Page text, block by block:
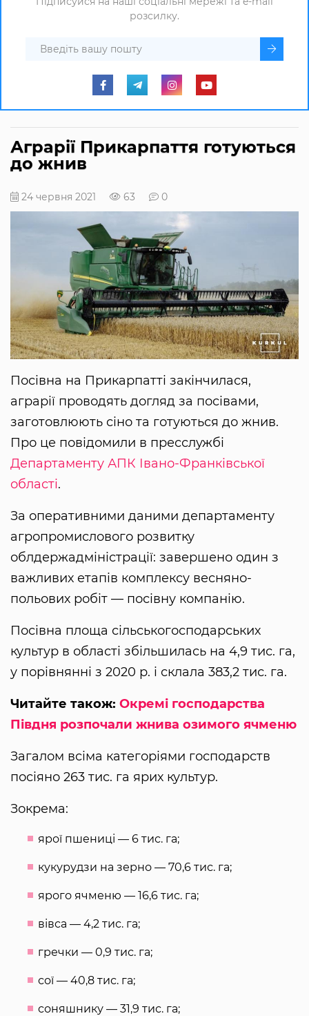
розсилку.
Аграрії Прикарпаття готуються
до жнив
24 червня 2021 63 0
Посівна на Прикарпатті закінчилася,
аграрії проводять догляд за посівами,
заготовлюють сіно та готуються до жнив.
Про це повідомили в пресслужбі
Департаменту АПК Івано-Франківської
області.
За оперативними даними департаменту
агропромислового розвитку
облдержадміністрації: завершено один з
важливих етапів комплексу весняно-
польових робіт — посівну компанію.
Посівна площа сільськогосподарських
культур в області збільшилась на 4,9 тис. га,
у порівнянні з 2020 р. і склала 383,2 тис. га.
Читайте також: Окремі господарства
Півдня розпочали жнива озимого ячменю
Загалом всіма категоріями господарств
посіяно 263 тис. га ярих культур.
Зокрема:
ярої пшениці — 6 тис. га;
кукурудзи на зерно — 70,6 тис. га;
ярого ячменю — 16,6 тис. га;
вівса — 4,2 тис. га;
гречки — 0,9 тис. га;
сої — 40,8 тис. га;
соняшнику — 31,9 тис. га;